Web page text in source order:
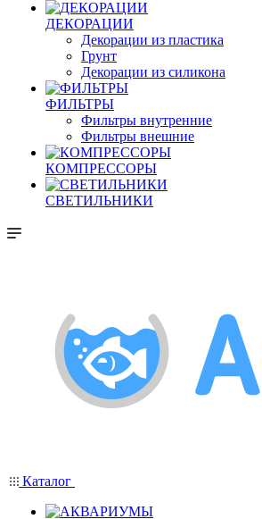
ДЕКОРАЦИИ
Декорации из пластика
Грунт
Декорации из силикона
ФИЛЬТРЫ
Фильтры внутренние
Фильтры внешние
КОМПРЕССОРЫ
СВЕТИЛЬНИКИ
Каталог